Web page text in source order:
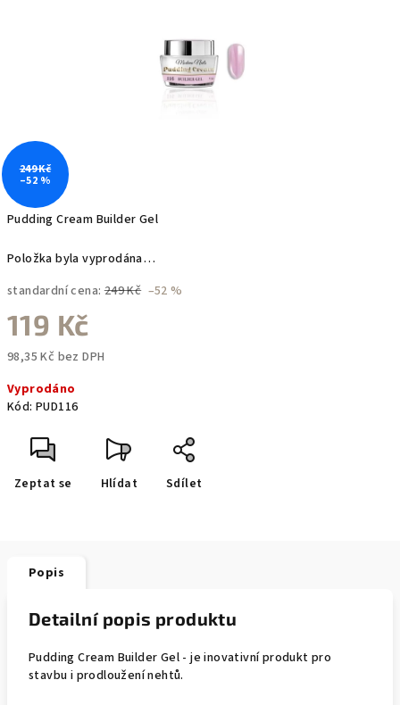
Pudding Cream Builder Gel
Položka byla vyprodána…
standardní cena: 249 Kč –52 %
119 Kč
98,35 Kč bez DPH
cena:
Vyprodáno
Kód: PUD116
Zeptat se Hlídat Sdílet
249 Kč
–52 %
Popis
Detailní popis produktu
Pudding Cream Builder Gel - je inovativní produkt pro
stavbu i prodloužení nehtů.